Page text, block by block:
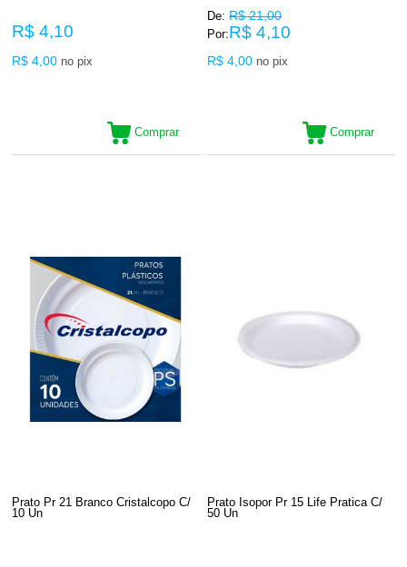
R$ 4,10
R$ 4,00 no pix
Comprar
De: R$ 21,00
Por:R$ 4,10
R$ 4,00 no pix
Comprar
Prato Pr 21 Branco Cristalcopo C/
10 Un
Prato Isopor Pr 15 Life Pratica C/
50 Un